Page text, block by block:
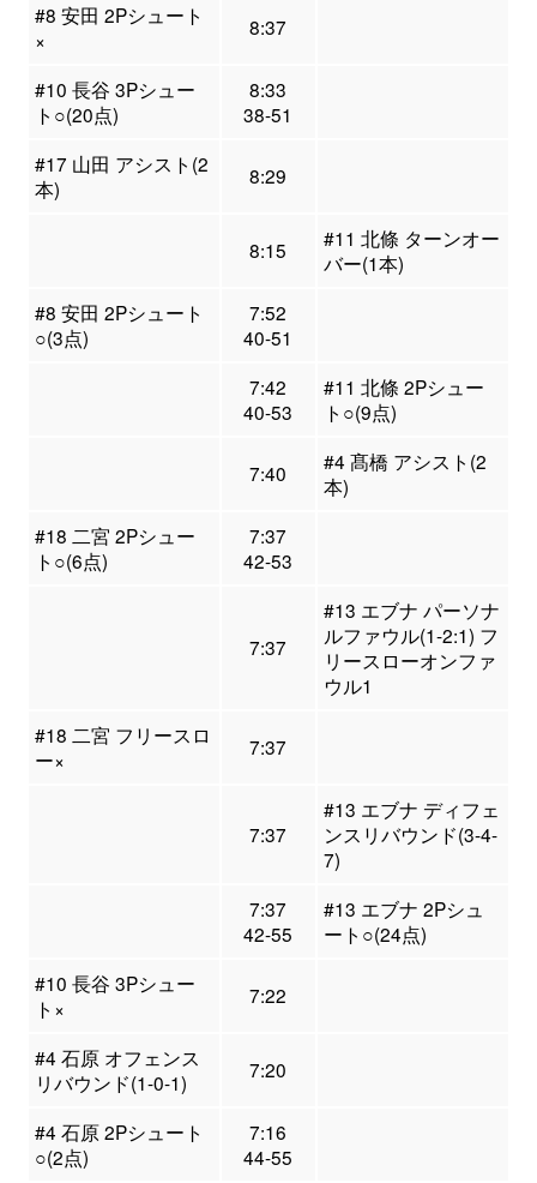
#8 安田 2Pシュート
×
8:37
#10 長谷 3Pシュー
ト○(20点)
8:33
38-51
#17 山田 アシスト(2
本)
8:29
8:15
#11 北條 ターンオー
バー(1本)
#8 安田 2Pシュート
○(3点)
7:52
40-51
7:42
40-53
#11 北條 2Pシュー
ト○(9点)
7:40
#4 髙橋 アシスト(2
本)
#18 二宮 2Pシュー
ト○(6点)
7:37
42-53
7:37
#13 エブナ パーソナ
ルファウル(1-2:1) フ
リースローオンファ
ウル1
#18 二宮 フリースロ
ー×
7:37
7:37
#13 エブナ ディフェ
ンスリバウンド(3-4-
7)
7:37
42-55
#13 エブナ 2Pシュ
ート○(24点)
#10 長谷 3Pシュー
ト×
7:22
#4 石原 オフェンス
リバウンド(1-0-1)
7:20
#4 石原 2Pシュート
○(2点)
7:16
44-55